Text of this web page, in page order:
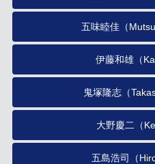
お問い合わせ
五味睦佳（
伊藤和雄（
鬼塚隆志（
大野慶二（
五島浩司（